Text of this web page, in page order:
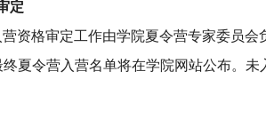
定
资格审定工作由学院夏令营专家委员
夏令营入营名单将在学院网站公布。未